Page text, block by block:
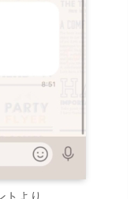
トより